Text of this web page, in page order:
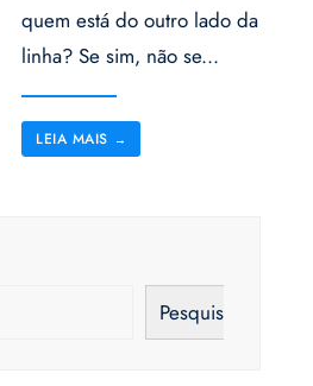
quem está do outro lado da
linha? Se sim, não se...
LEIA MAIS →
Pesquisar